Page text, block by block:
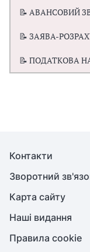
📝 АВАНСОВИЙ
📝 ЗАЯВА-
📝 ПОДАТКОВА
Контакти
Зворотний
Карта сайту
Наші видання
Правила cookie